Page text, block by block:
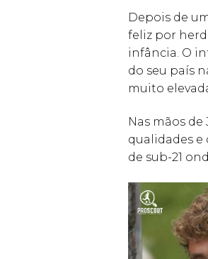
Depois de
feliz por
infância. O
do seu país
muito
Nas mãos
qualidades e
de sub-21